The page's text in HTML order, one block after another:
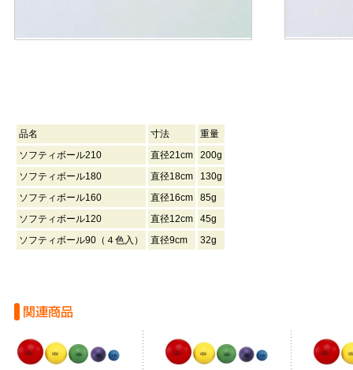
品名 寸法
重量
ソフティボール210
直径21cm
200g
ソフティボール180
直径18cm
130g
ソフティボール160
直径16cm
85g
ソフティボール120
直径12cm
45g
ソフティボール90（４色入）
直径9cm 32g